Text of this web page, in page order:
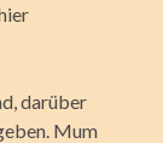
darüber
Mum